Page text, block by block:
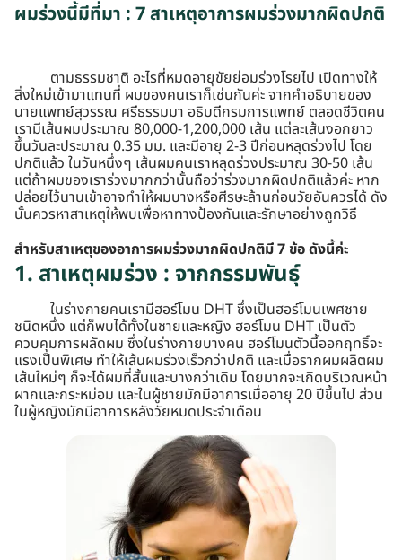
ผมร่วงนี้มีที่มา : 7 สาเหตุอาการผมร่วงมากผิดปกติ
ตามธรรมชาติ อะไรที่หมดอายุขัยย่อมร่วงโรยไป เปิดทางให้
สิ่งใหม่เข้ามาแทนที่ ผมของคนเราก็เช่นกันค่ะ จากคำอธิบายของ
นายแพทย์สุวรรณ ศรีธรรมมา อธิบดีกรมการแพทย์ ตลอดชีวิตคน
เรามีเส้นผมประมาณ 80,000-1,200,000 เส้น แต่ละเส้นงอกยาว
ขึ้นวันละประมาณ 0.35 มม. และมีอายุ 2-3 ปีก่อนหลุดร่วงไป โดย
ปกติแล้ว ในวันหนึ่งๆ เส้นผมคนเราหลุดร่วงประมาณ 30-50 เส้น
แต่ถ้าผมของเราร่วงมากกว่านั้นถือว่าร่วงมากผิดปกติแล้วค่ะ หาก
ปล่อยไว้นานเข้าอาจทำให้ผมบางหรือศีรษะล้านก่อนวัยอันควรได้ ดัง
นั้นควรหาสาเหตุให้พบเพื่อหาทางป้องกันและรักษาอย่างถูกวิธี
สำหรับสาเหตุของอาการผมร่วงมากผิดปกติมี 7 ข้อ ดังนี้ค่ะ
1. สาเหตุผมร่วง : จากกรรมพันธุ์
ในร่างกายคนเรามีฮอร์โมน DHT ซึ่งเป็นฮอร์โมนเพศชาย
ชนิดหนึ่ง แต่ก็พบได้ทั้งในชายและหญิง ฮอร์โมน DHT เป็นตัว
ควบคุมการผลัดผม ซึ่งในร่างกายบางคน ฮอร์โมนตัวนี้ออกฤทธิ์จะ
แรงเป็นพิเศษ ทำให้เส้นผมร่วงเร็วกว่าปกติ และเมื่อรากผมผลิตผม
เส้นใหม่ๆ ก็จะได้ผมที่สั้นและบางกว่าเดิม โดยมากจะเกิดบริเวณหน้า
ผากและกระหม่อม และในผู้ชายมักมีอาการเมื่ออายุ 20 ปีขึ้นไป ส่วน
ในผู้หญิงมักมีอาการหลังวัยหมดประจำเดือน